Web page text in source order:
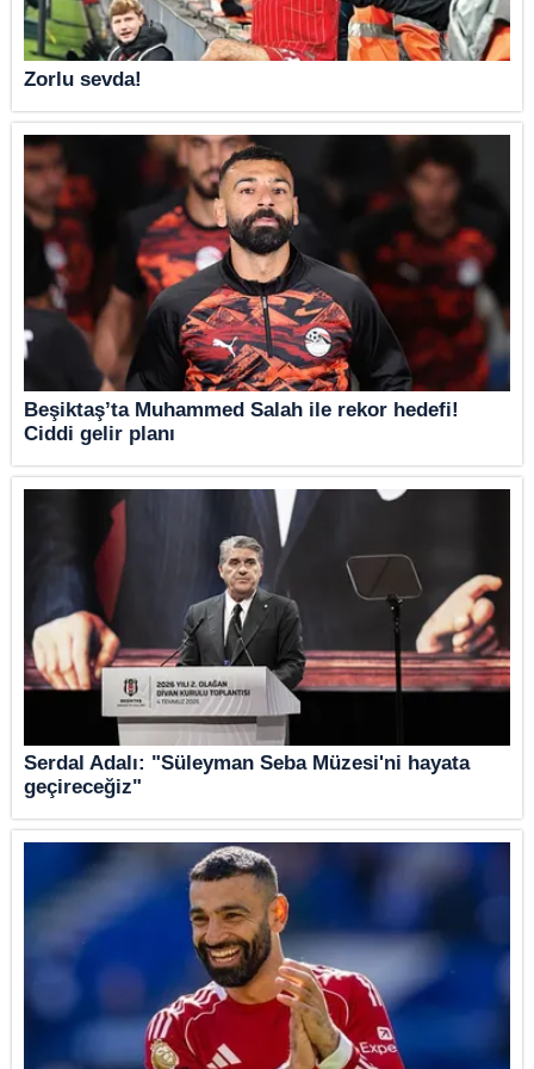
Zorlu sevda!
Beşiktaş’ta Muhammed Salah ile rekor hedefi!
Ciddi gelir planı
Serdal Adalı: "Süleyman Seba Müzesi'ni hayata
geçireceğiz"